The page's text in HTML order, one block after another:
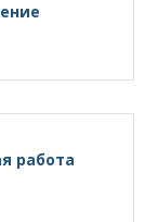
работа